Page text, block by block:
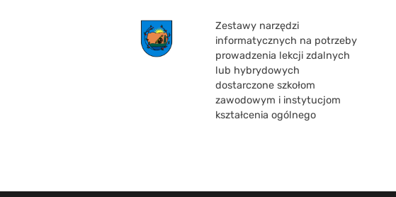
Zestawy narzędzi
informatycznych na potrzeby
prowadzenia lekcji zdalnych
lub hybrydowych
dostarczone szkołom
zawodowym i instytucjom
kształcenia ogólnego